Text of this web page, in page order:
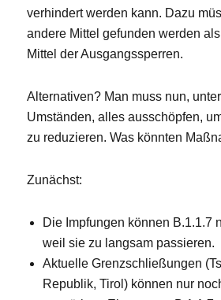
verhindert werden kann. Dazu
andere Mittel gefunden werden
Mittel der Ausgangssperren.
Alternativen? Man muss nun,
Umständen, alles ausschöpfen,
zu reduzieren. Was könnten
Zunächst:
Die Impfungen können B.1.1.7
weil sie zu langsam passieren.
Aktuelle Grenzschließungen
Republik, Tirol) können nur